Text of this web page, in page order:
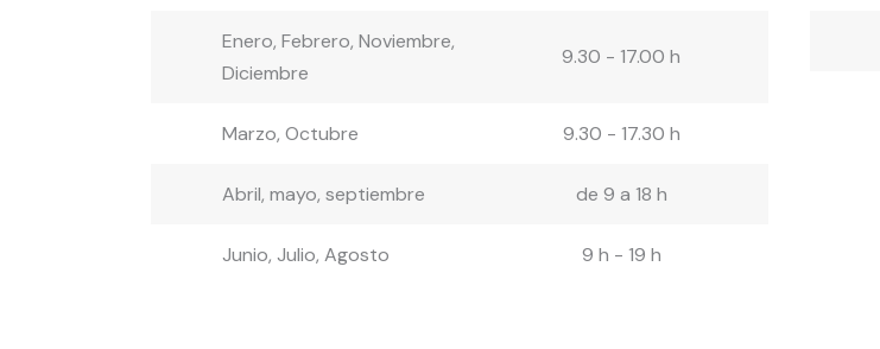
Enero, Febrero, Noviembre,
Diciembre
9.30 - 17.00 h
Marzo, Octubre 9.30 - 17.30 h
Abril, mayo, septiembre de 9 a 18 h
Junio, Julio, Agosto 9 h - 19 h